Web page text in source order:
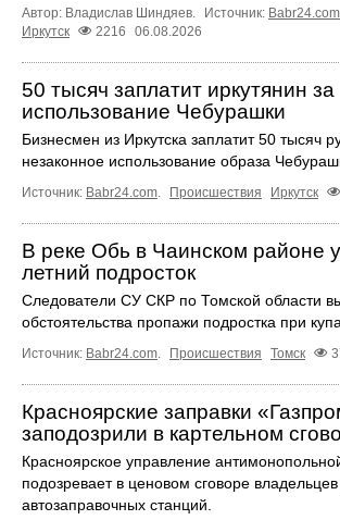
Автор: Владислав Шиндяев. Источник: Babr24.com
Иркутск
2216 06.08.2026
50 тысяч заплатит иркутянин за
использование Чебурашки
Бизнесмен из Иркутска заплатит 50 тысяч
незаконное использование образа
Источник: Babr24.com. Происшествия Иркутск
В реке Обь в Чаинском районе
летний подросток
Следователи СУ СКР по Томской области
обстоятельства пропажи подростка при
Источник: Babr24.com. Происшествия Томск
Красноярские заправки
заподозрили в картельном
Красноярское управление
подозревает в ценовом сговоре владельцев
автозаправочных станций.